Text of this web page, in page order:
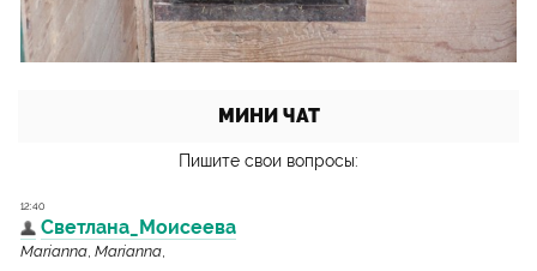
МИНИ ЧАТ
Пишите свои вопросы: